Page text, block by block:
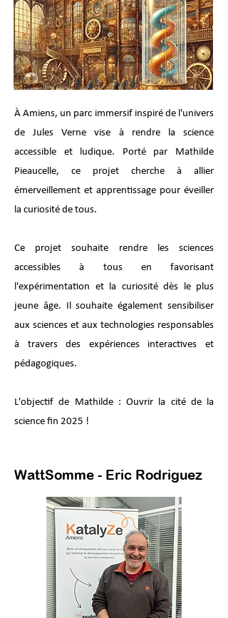
À Amiens, un parc immersif inspiré de l'univers
de Jules Verne vise à rendre la science
accessible et ludique. Porté par Mathilde
Pieaucelle, ce projet cherche à allier
émerveillement et apprentissage pour éveiller
la curiosité de tous.
Ce projet souhaite rendre les sciences
accessibles à tous en favorisant
l'expérimentation et la curiosité dès le plus
jeune âge. Il souhaite également sensibiliser
aux sciences et aux technologies responsables
à travers des expériences interactives et
pédagogiques.
L'objectif de Mathilde : Ouvrir la cité de la
science fin 2025 !
WattSomme - Eric Rodriguez